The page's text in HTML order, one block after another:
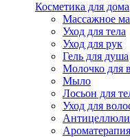
Косметика для дома
Массажное
Уход для тела
Уход для рук
Гель для душа
Молочко для
Мыло
Лосьон для
Уход для
Ароматерапия